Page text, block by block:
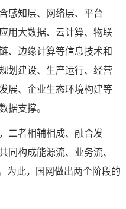
感知层、 网络层、平台
用大数据、云计算、物联
、 边缘计算等信息技术和
划建设、生产运行、经营
展、企业生态环境构建等
据支撑。
二者相辅相成、融合发
同构成能源流、业务流、
为此，国网做出两个阶段的